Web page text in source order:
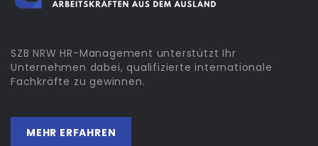
SZB NRW HR-Management unterstützt Ihr
Unternehmen dabei, qualifizierte internationale
Fachkräfte zu gewinnen.
MEHR ERFAHREN